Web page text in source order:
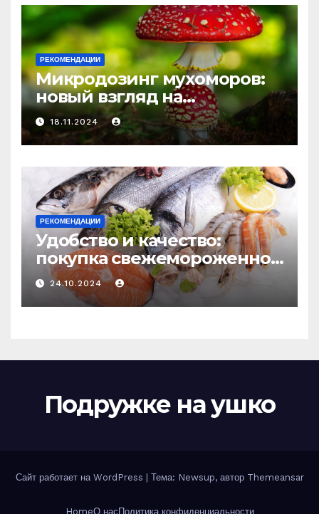
РЕКОМЕНДАЦИИ
Микродозинг мухоморов:
новый взгляд на
психоделику
18.11.2024
РЕКОМЕНДАЦИИ
Удобство и качество:
покупка свежемороженной
рыбы онлайн
24.10.2024
Подружке на ушко
Сайт работает на WordPress | Тема: Newsup, автор Themeansar
HomeО нас Политика конфиденциальности